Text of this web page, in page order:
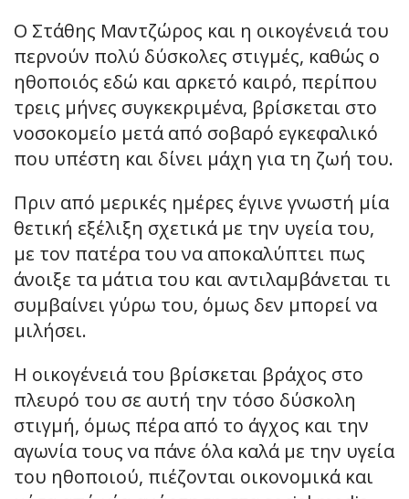
Ο Στάθης Μαντζώρος και η οικογένειά του
περνούν πολύ δύσκολες στιγμές, καθώς ο
ηθοποιός εδώ και αρκετό καιρό, περίπου
τρεις μήνες συγκεκριμένα, βρίσκεται στο
νοσοκομείο μετά από σοβαρό εγκεφαλικό
που υπέστη και δίνει μάχη για τη ζωή του.
Πριν από μερικές ημέρες έγινε γνωστή μία
θετική εξέλιξη σχετικά με την υγεία του,
με τον πατέρα του να αποκαλύπτει πως
άνοιξε τα μάτια του και αντιλαμβάνεται τι
συμβαίνει γύρω του, όμως δεν μπορεί να
μιλήσει.
Η οικογένειά του βρίσκεται βράχος στο
πλευρό του σε αυτή την τόσο δύσκολη
στιγμή, όμως πέρα από το άγχος και την
αγωνία τους να πάνε όλα καλά με την υγεία
του ηθοποιού, πιέζονται οικονομικά και